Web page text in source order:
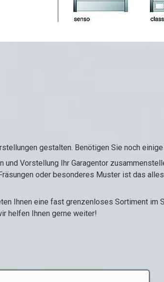
gestalten. Benötigen Sie noch
und Vorstellung Ihr Garagentor
oder besonderes Muster ist das
Ihnen eine fast grenzenloses Sortiment im
helfen Ihnen gerne weiter!